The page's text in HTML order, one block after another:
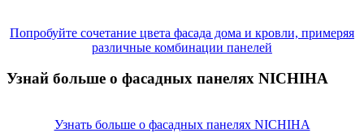
Попробуйте сочетание цвета фасада дома и кровли, примеряя
различные комбинации панелей
Узнай больше о фасадных панелях NICHIHA
Узнать больше о фасадных панелях NICHIHA